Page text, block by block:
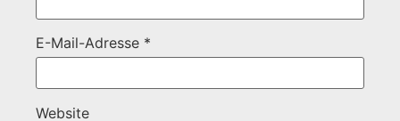
E-Mail-Adresse *
Website